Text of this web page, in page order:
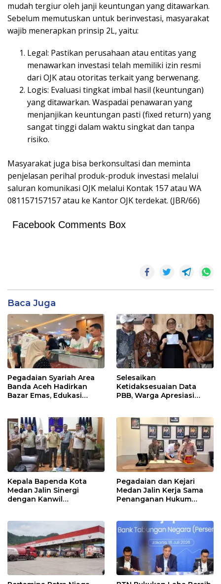
mudah tergiur oleh janji keuntungan yang ditawarkan.
Sebelum memutuskan untuk berinvestasi, masyarakat
wajib menerapkan prinsip 2L, yaitu:
Legal: Pastikan perusahaan atau entitas yang
menawarkan investasi telah memiliki izin resmi
dari OJK atau otoritas terkait yang berwenang.
Logis: Evaluasi tingkat imbal hasil (keuntungan)
yang ditawarkan. Waspadai penawaran yang
menjanjikan keuntungan pasti (fixed return) yang
sangat tinggi dalam waktu singkat dan tanpa
risiko.
Masyarakat juga bisa berkonsultasi dan meminta
penjelasan perihal produk-produk investasi melalui
saluran komunikasi OJK melalui Kontak 157 atau WA
081157157157 atau ke Kantor OJK terdekat. (JBR/66)
Facebook Comments Box
Baca Juga
Pegadaian Syariah Area
Banda Aceh Hadirkan
Bazar Emas, Edukasi
Selesaikan
Ketidaksesuaian Data
PBB, Warga Apresiasi
Kepala Bapenda Kota
Medan Jalin Sinergi
dengan Kanwil
Perpajakan
Pegadaian dan Kejari
Medan Jalin Kerja Sama
Penanganan Hukum